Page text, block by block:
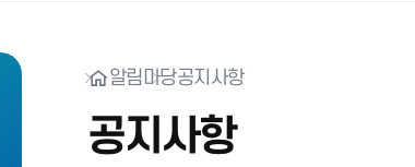
알림마당공지사항
공지사항